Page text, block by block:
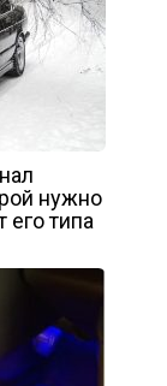
нужно
его типа